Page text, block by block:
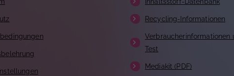
Recycling-Informationen
Verbraucherinformationen
Test
Mediakit (PDF)